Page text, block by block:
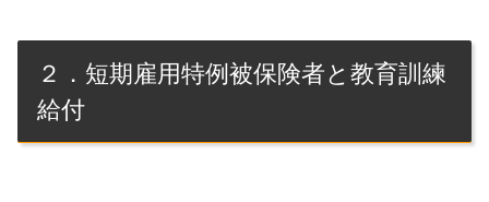
２．短期雇用特例被保険者と教育訓練
給付